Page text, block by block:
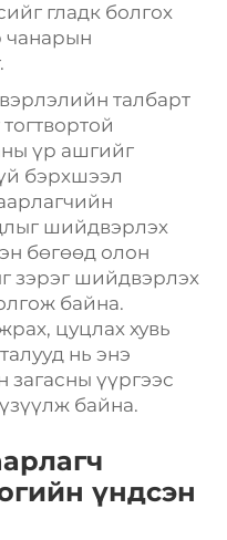
гладк болгох
чанарын
талбарт
үр ашгийг
бэрхшээл
шийдвэрлэх
бөгөөд олон
зэрэг шийдвэрлэх
байна.
цуцлах хувь
нь энэ
загасны үүргээс
байна.
үндсэн